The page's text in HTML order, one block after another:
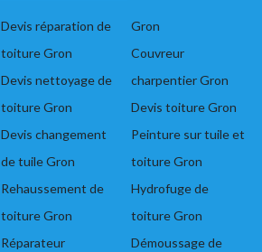
Devis réparation de
toiture Gron
Devis nettoyage de
toiture Gron
Devis changement
de tuile Gron
Rehaussement de
toiture Gron
Réparateur
Gron
Couvreur
charpentier Gron
Devis toiture Gron
Peinture sur tuile et
toiture Gron
Hydrofuge de
toiture Gron
Démoussage de